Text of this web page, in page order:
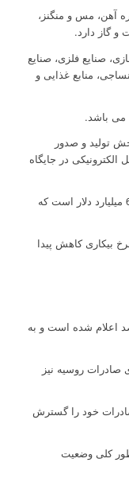
آهن، مس و منگنز،
گاز دارد.
صنایع فلزی، صنایع
منابع غذایی و
می باشد.
تولید و صدور
در جایگاه
و میزان تولید ناخالصی در این کشور بیشتر از 6 میلیارد دلار است که
نرخ بیکاری کاهش پیدا
به آلمان بیشتر از 6.21 درصد اعلام شده است و به
و برای صادرات روسیه نیز
صادرات خود را گسترش
طور کلی وضعیت